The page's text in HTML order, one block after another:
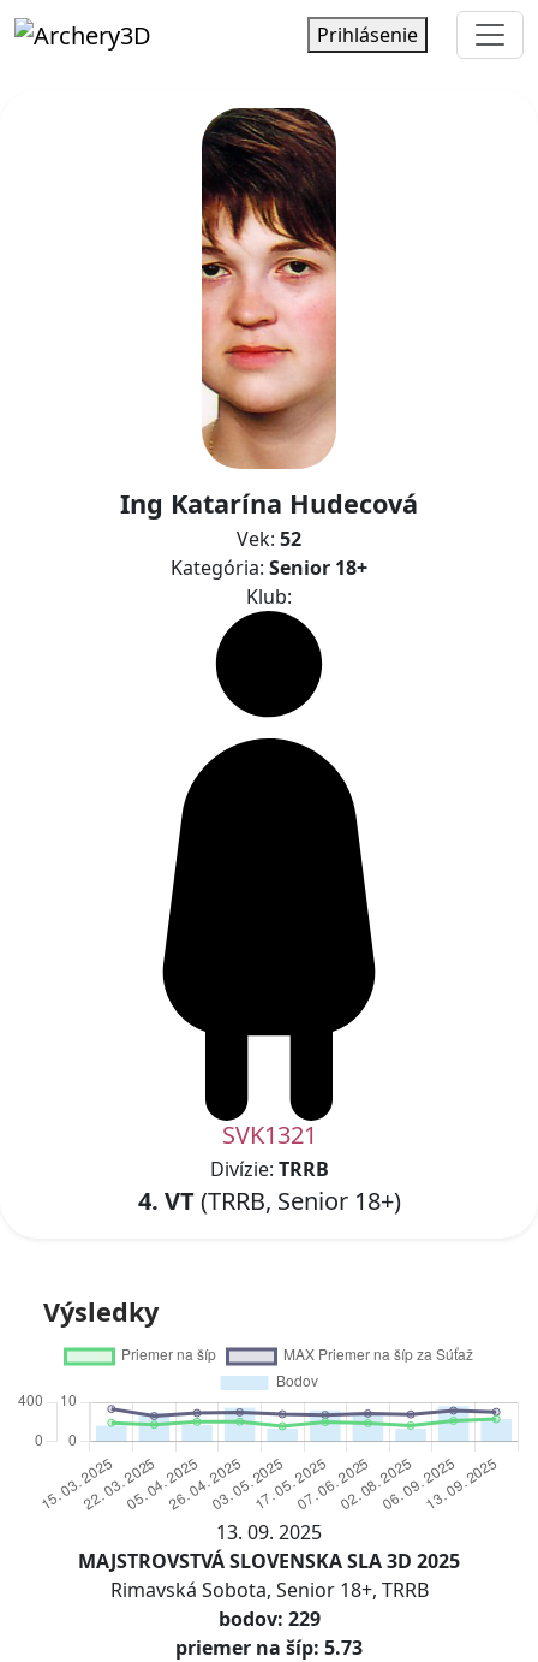
Prihlásenie
Ing Katarína Hudecová
Vek: 52
Kategória: Senior 18+
Klub:
SVK1321
Divízie: TRRB
4. VT(TRRB, Senior 18+)
Výsledky
13. 09. 2025
MAJSTROVSTVÁ SLOVENSKA SLA 3D 2025
Rimavská Sobota, Senior 18+, TRRB
bodov: 229
priemer na šíp: 5.73